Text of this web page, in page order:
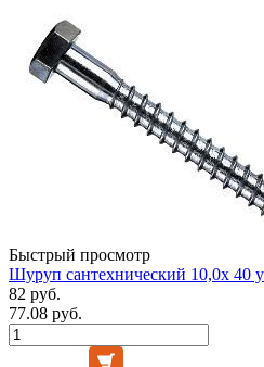
Быстрый просмотр
Шуруп сантехнический 10,0х 40
82 руб.
77.08 руб.